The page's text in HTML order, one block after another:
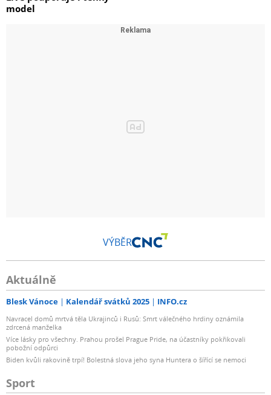
model
VÝBĚR
Aktuálně
Blesk Vánoce Kalendář svátků 2025 INFO.cz
Navracel domů mrtvá těla Ukrajinců i Rusů: Smrt válečného hrdiny oznámila
zdrcená manželka
Více lásky pro všechny. Prahou prošel Prague Pride, na účastníky pokřikovali
pobožní odpůrci
Biden kvůli rakovině trpí! Bolestná slova jeho syna Huntera o šířící se nemoci
Sport